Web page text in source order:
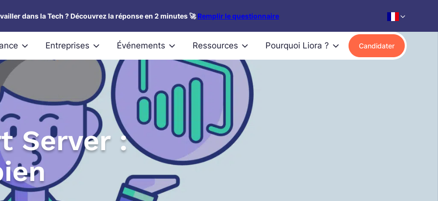
dans la Tech ? Découvrez la réponse en 2 minutes 🚀Remplir le questionnaire
Entreprises Événements Ressources Pourquoi Liora ? Candidater
Server :